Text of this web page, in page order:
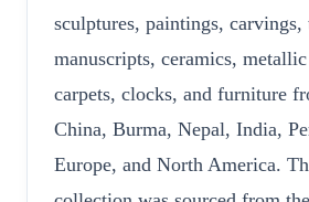
sculptures, paintings, carvings,
manuscripts, ceramics,
carpets, clocks, and furniture
China, Burma, Nepal, India,
Europe, and North America.